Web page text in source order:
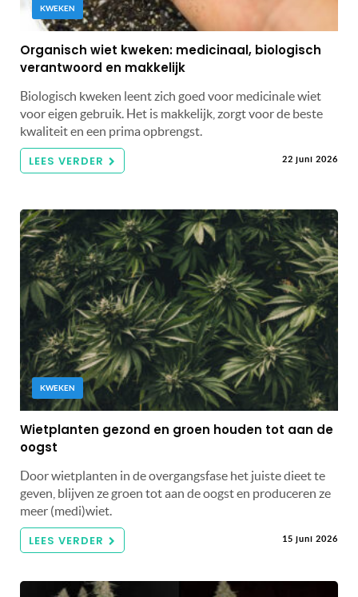
KWEKEN
Organisch wiet kweken: medicinaal, biologisch
verantwoord en makkelijk
Biologisch kweken leent zich goed voor medicinale wiet
voor eigen gebruik. Het is makkelijk, zorgt voor de beste
kwaliteit en een prima opbrengst.
LEES VERDER 22 juni 2026
KWEKEN
Wietplanten gezond en groen houden tot aan de
oogst
Door wietplanten in de overgangsfase het juiste dieet te
geven, blijven ze groen tot aan de oogst en produceren ze
meer (medi)wiet.
LEES VERDER 15 juni 2026